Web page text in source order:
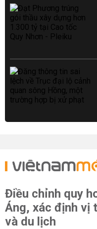
Điều chỉnh quy
Áng, xác định vị
và du lịch